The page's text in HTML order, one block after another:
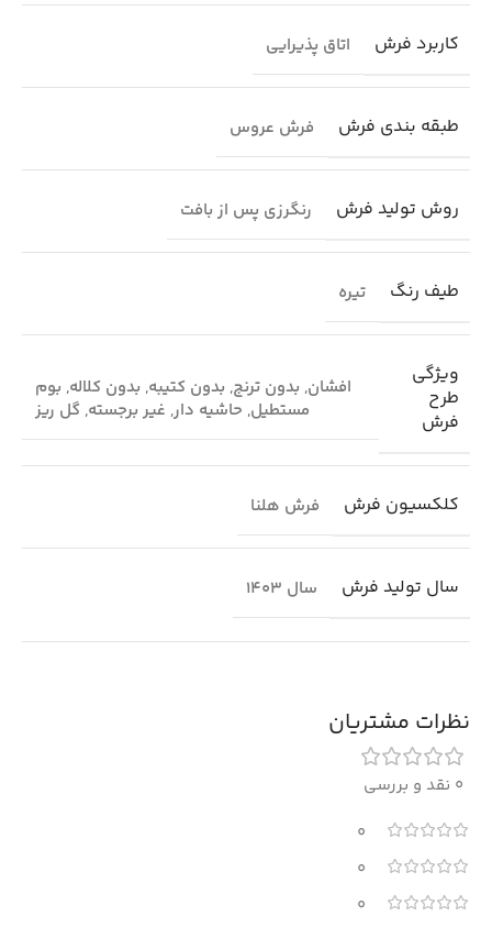
کاربرد فرش اتاق پذیرایی
طبقه بندی فرش فرش عروس
روش تولید فرش رنگرزی پس از بافت
طیف رنگ تیره
ویژگی
طرح
فرش
افشان, بدون ترنج, بدون کتیبه, بدون کلاله, بوم
مستطیل, حاشیه دار, غیر برجسته, گل ریز
کلکسیون فرش فرش هلنا
سال تولید فرش سال 1403
نظرات مشتریان
0 نقد و بررسی
0
0
0